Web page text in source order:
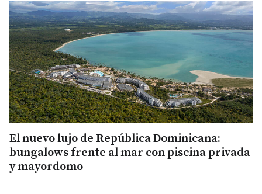
El nuevo lujo de República Dominicana:
bungalows frente al mar con piscina privada
y mayordomo